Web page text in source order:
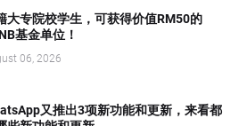
大专院校学生，可获得价值RM50的
基金单位！
06, 2026
又推出3项新功能和更新，来看都